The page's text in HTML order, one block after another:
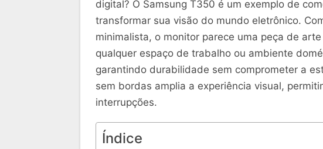
digital? O Samsung T350 é um exemplo de
transformar sua visão do mundo eletrônico.
minimalista, o monitor parece uma peça de
qualquer espaço de trabalho ou ambiente
garantindo durabilidade sem comprometer a
sem bordas amplia a experiência visual,
interrupções.
Índice